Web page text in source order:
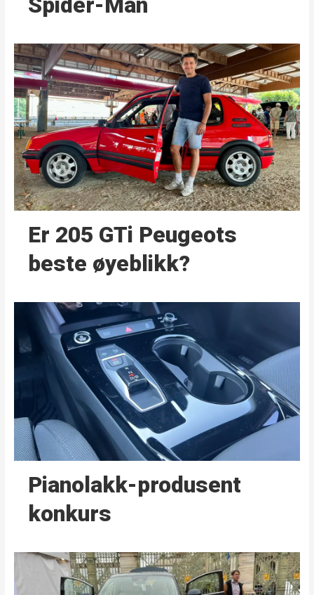
Spider-Man
Er 205 GTi Peugeots
beste øyeblikk?
Pianolakk-produsent
konkurs